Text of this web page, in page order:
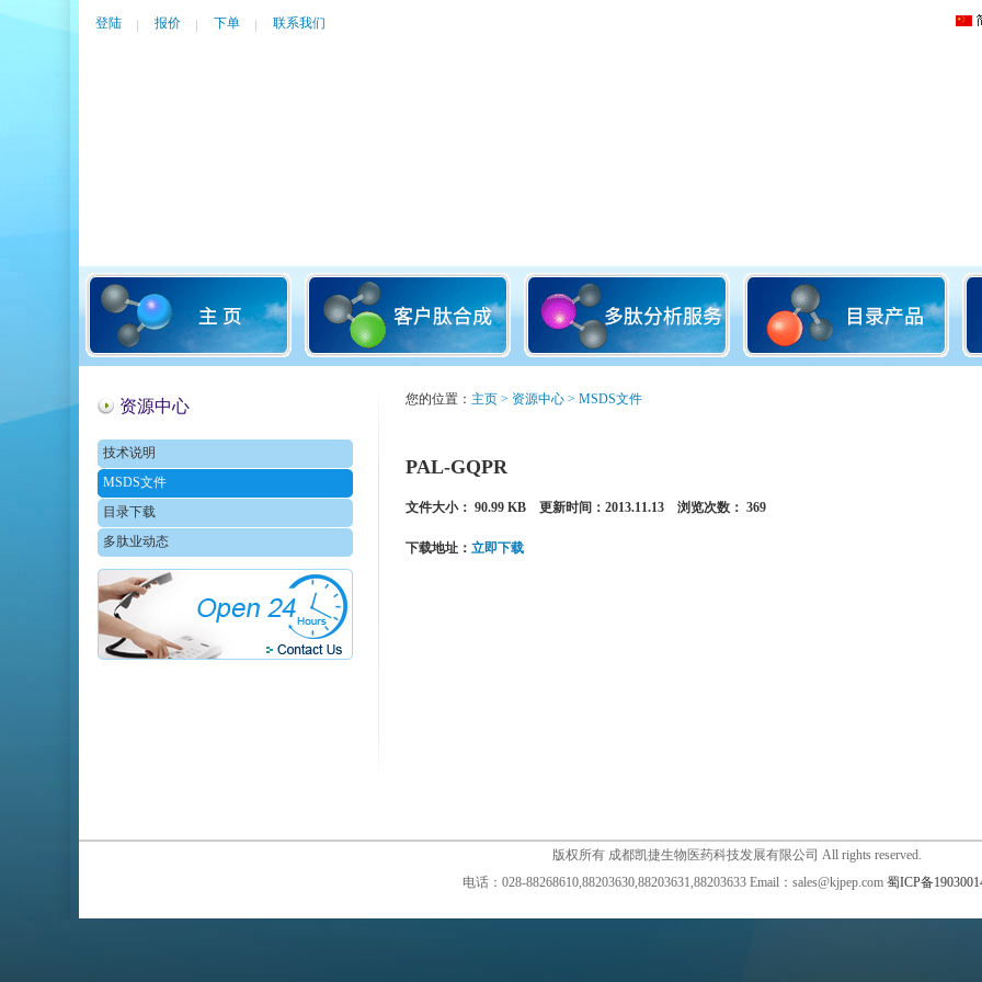
登陆 报价 下单 联系我们
资源中心
技术说明
MSDS文件
目录下载
多肽业动态
您的位置： 主页> 资源中心> MSDS文件
PAL-GQPR
文件大小： 90.99 KB 更新时间：2013.11.13 浏览次数： 369
下载地址： 立即下载
版权所有 成都凯捷生物医药科技发展有限公司 All rights reserved.
电话：028-88268610,88203630,88203631,88203633 Email：sales@kjpep.com 蜀ICP备